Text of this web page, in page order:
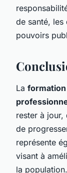
de santé, les
pouvoirs
La
rester à
de
représente
visant à
la